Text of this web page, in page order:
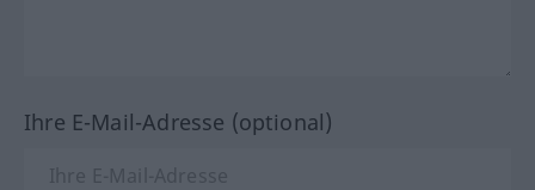
Ihre E-Mail-Adresse (optional)